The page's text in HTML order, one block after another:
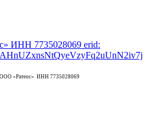
ООО «Ратеос» ИНН 7735028069